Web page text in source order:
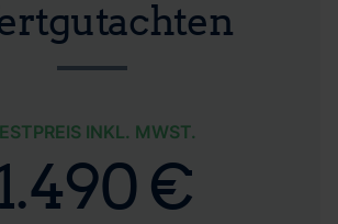
INKL. MWST.
€